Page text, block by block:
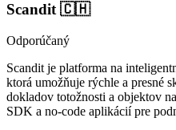
Scandit🇨🇭
Odporúčaný
Scandit je platforma na
ktorá umožňuje rýchle a presné
dokladov totožnosti a objektov
SDK a no-code aplikácií pre